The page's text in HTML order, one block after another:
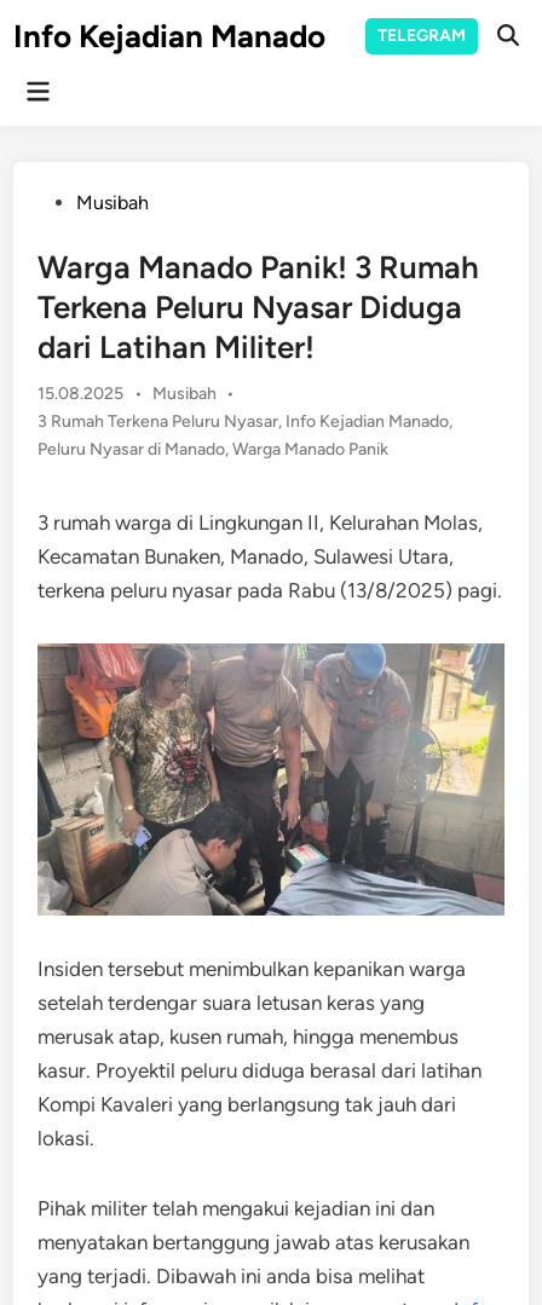
toInfo Kejadian Manado TELEGRAM
Main
PostedMusibah
Warga Manado Panik! 3 Rumah
Terkena Peluru Nyasar Diduga
dari Latihan Militer!
15.08.2025 •
Posted
in
Musibah
•
3 Rumah Terkena Peluru Nyasar, Info Kejadian Manado,
Peluru Nyasar di Manado,Warga Manado Panik
3 rumah warga di Lingkungan II, Kelurahan Molas,
Kecamatan Bunaken, Manado, Sulawesi Utara,
terkena peluru nyasar pada Rabu (13/8/2025) pagi.
Insiden tersebut menimbulkan kepanikan warga
setelah terdengar suara letusan keras yang
merusak atap, kusen rumah, hingga menembus
kasur. Proyektil peluru diduga berasal dari latihan
Kompi Kavaleri yang berlangsung tak jauh dari
lokasi.
Pihak militer telah mengakui kejadian ini dan
menyatakan bertanggung jawab atas kerusakan
yang terjadi. Dibawah ini anda bisa melihat